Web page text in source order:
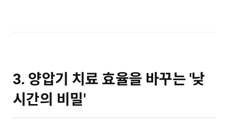
3. 양압기 치료 효율을 바꾸는 '낮
시간의 비밀'